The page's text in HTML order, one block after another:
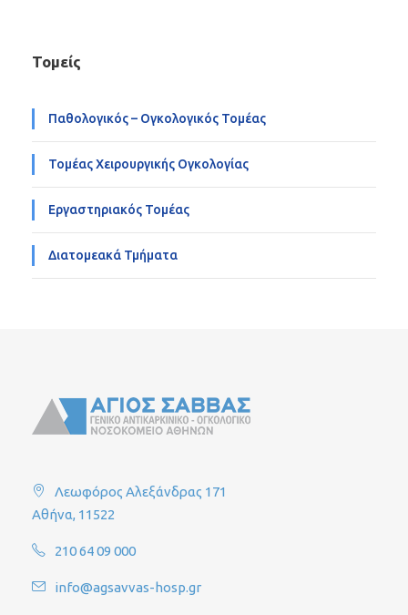
Τομείς
Παθολογικός – Ογκολογικός Τομέας
Τομέας Χειρουργικής Ογκολογίας
Εργαστηριακός Τομέας
Διατομεακά Τμήματα
Λεωφόρος Αλεξάνδρας 171
Αθήνα, 11522
210 64 09 000
info@agsavvas-hosp.gr